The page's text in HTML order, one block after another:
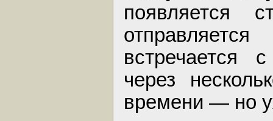
появляется
встречается
через
времени — но